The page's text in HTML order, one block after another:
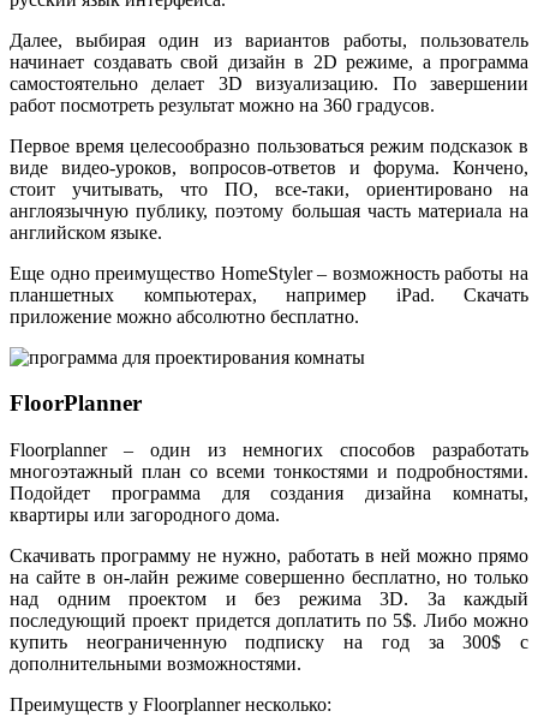
Далее, выбирая один из вариантов работы, пользователь
начинает создавать свой дизайн в 2D режиме, а программа
самостоятельно делает 3D визуализацию. По завершении
работ посмотреть результат можно на 360 градусов.
Первое время целесообразно пользоваться режим подсказок в
виде видео-уроков, вопросов-ответов и форума. Кончено,
стоит учитывать, что ПО, все-таки, ориентировано на
англоязычную публику, поэтому большая часть материала на
английском языке.
Еще одно преимущество HomeStyler – возможность работы на
планшетных компьютерах, например iPad. Скачать
приложение можно абсолютно бесплатно.
FloorPlanner
Floorplanner – один из немногих способов разработать
многоэтажный план со всеми тонкостями и подробностями.
Подойдет программа для создания дизайна комнаты,
квартиры или загородного дома.
Скачивать программу не нужно, работать в ней можно прямо
на сайте в он-лайн режиме совершенно бесплатно, но только
над одним проектом и без режима 3D. За каждый
последующий проект придется доплатить по 5$. Либо можно
купить неограниченную подписку на год за 300$ с
дополнительными возможностями.
Преимуществ у Floorplanner несколько: